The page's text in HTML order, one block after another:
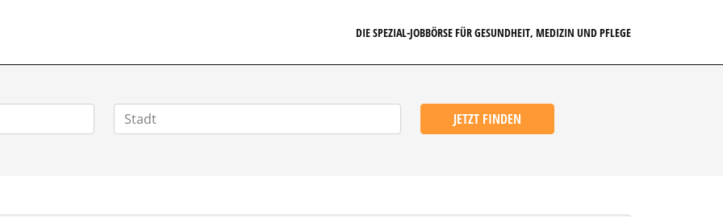
DIE SPEZIAL-JOBBÖRSE FÜR GESUNDHEIT, MEDIZIN UND PFLEGE
JETZT FINDEN